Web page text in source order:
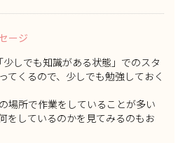
ージ
少しでも知識がある状態」でのスタ
てくるので、少しでも勉強しておく
場所で作業をしていることが多い
をしているのかを見てみるのもお